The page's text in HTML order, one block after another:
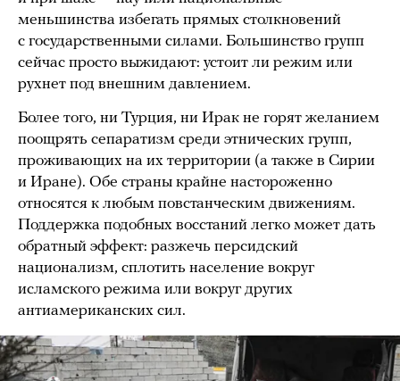
меньшинства избегать прямых столкновений
с государственными силами. Большинство групп
сейчас просто выжидают: устоит ли режим или
рухнет под внешним давлением.
Более того, ни Турция, ни Ирак не горят желанием
поощрять сепаратизм среди этнических групп,
проживающих на их территории (а также в Сирии
и Иране). Обе страны крайне настороженно
относятся к любым повстанческим движениям.
Поддержка подобных восстаний легко может дать
обратный эффект: разжечь персидский
национализм, сплотить население вокруг
исламского режима или вокруг других
антиамериканских сил.